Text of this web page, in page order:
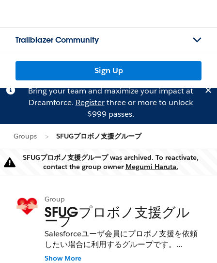
Trailblazer Community
Sign Up
Bring your team and maximize your impact at
Dreamforce. Registerthree or more to unlock
$999 passes.
Groups SFUGプロボノ支援グループ
Warning
SFUGプロボノ支援グループ was archived. To reactivate,
contact the group owner Megumi Haruta.
Group
SFUGプロボノ支援グル
ープ
Salesforceユーザ会員にプロボノ支援を依頼
したい場合に利用するグループです。
Show More